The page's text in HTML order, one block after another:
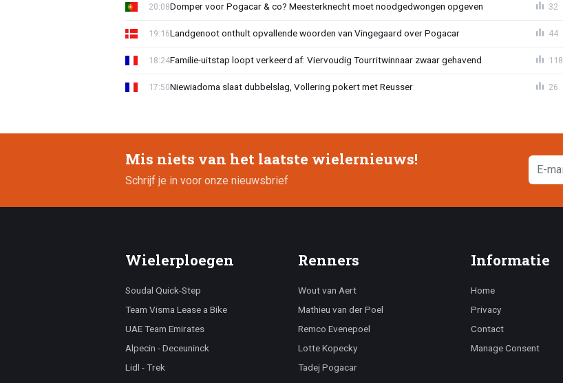
Domper voor Pogacar & co? Meesterknecht moet noodgedwongen opgeven
20:08 32
Landgenoot onthult opvallende woorden van Vingegaard over Pogacar
19:16 44
Familie-uitstap loopt verkeerd af: Viervoudig Tourritwinnaar zwaar gehavend
18:24 118
Niewiadoma slaat dubbelslag, Vollering pokert met Reusser
17:50 26
Mis niets van het laatste wielernieuws!
Schrijf je in voor onze nieuwsbrief
Wielerploegen
Soudal Quick-Step
Team Visma Lease a Bike
UAE Team Emirates
Alpecin - Deceuninck
Lidl - Trek
Renners
Wout van Aert
Mathieu van der Poel
Remco Evenepoel
Lotte Kopecky
Tadej Pogacar
Informatie
Home
Privacy
Contact
Manage Consent